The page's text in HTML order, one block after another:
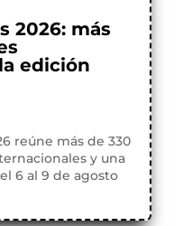
2026: más
edición
reúne más de 330
y una
6 al 9 de agosto